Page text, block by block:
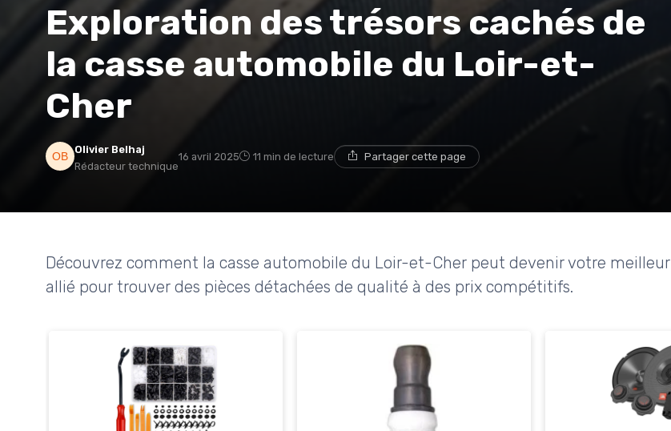
Exploration des trésors cachés de
la casse automobile du Loir-et-
Cher
Olivier Belhaj
Rédacteur technique
16 avril 2025 11 min de lecture Partager cette page
Découvrez comment la casse automobile du Loir-et-Cher peut devenir votre meilleur
allié pour trouver des pièces détachées de qualité à des prix compétitifs.